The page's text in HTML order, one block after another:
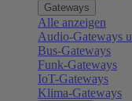
Gateways
Alle anzeigen
Audio-Gateways
Bus-Gateways
Funk-Gateways
IoT-Gateways
Klima-Gateways